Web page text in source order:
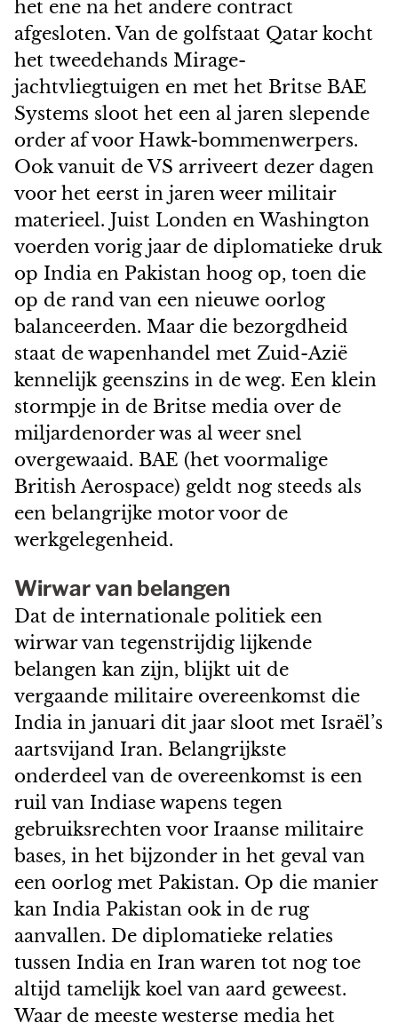
het ene na het andere contract
afgesloten. Van de golfstaat Qatar kocht
het tweedehands Mirage-
jachtvliegtuigen en met het Britse BAE
Systems sloot het een al jaren slepende
order af voor Hawk-bommenwerpers.
Ook vanuit de VS arriveert dezer dagen
voor het eerst in jaren weer militair
materieel. Juist Londen en Washington
voerden vorig jaar de diplomatieke druk
op India en Pakistan hoog op, toen die
op de rand van een nieuwe oorlog
balanceerden. Maar die bezorgdheid
staat de wapenhandel met Zuid-Azië
kennelijk geenszins in de weg. Een klein
stormpje in de Britse media over de
miljardenorder was al weer snel
overgewaaid. BAE (het voormalige
British Aerospace) geldt nog steeds als
een belangrijke motor voor de
werkgelegenheid.
Wirwar van belangen
Dat de internationale politiek een
wirwar van tegenstrijdig lijkende
belangen kan zijn, blijkt uit de
vergaande militaire overeenkomst die
India in januari dit jaar sloot met Israël’s
aartsvijand Iran. Belangrijkste
onderdeel van de overeenkomst is een
ruil van Indiase wapens tegen
gebruiksrechten voor Iraanse militaire
bases, in het bijzonder in het geval van
een oorlog met Pakistan. Op die manier
kan India Pakistan ook in de rug
aanvallen. De diplomatieke relaties
tussen India en Iran waren tot nog toe
altijd tamelijk koel van aard geweest.
Waar de meeste westerse media het